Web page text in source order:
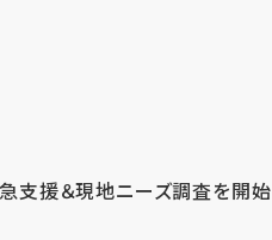
支援＆現地ニーズ調査を開始